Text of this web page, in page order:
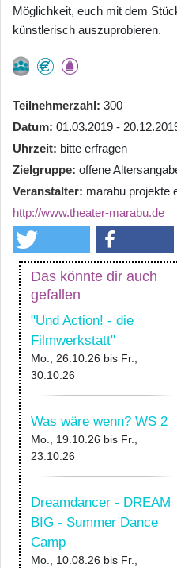
Möglichkeit, euch mit dem
künstlerisch auszuprobieren.
Teilnehmerzahl 300
Datum 01.03.2019 -
Uhrzeit bitte erfragen
Zielgruppe offene
Veranstalter marabu projekte
http://www.theater-marabu.de
Das könnte dir auch
gefallen
"Und Action! - die
Filmwerkstatt"
Mo., 26.10.26 bis Fr.,
30.10.26
Was wäre wenn? WS 2
Mo., 19.10.26 bis Fr.,
23.10.26
Dreamdancer - DREAM
BIG - Summer Dance
Camp
Mo., 10.08.26 bis Fr.,